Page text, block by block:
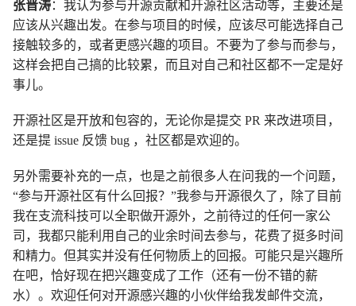
张晋涛：我认为参与开源贡献和开源社区活动等，主要还是
应该从兴趣出发。在参与项目的时候，应该尽可能选择自己
接触较多的，或者更感兴趣的项目。不要为了参与而参与，
这样会把自己搞的比较累，而且对自己和社区都不一定是好
事儿。
开源社区是开放和包容的，无论你是提交 PR 来改进项目，
还是提 issue 反馈 bug ，社区都是欢迎的。
另外需要补充的一点，也是之前很多人在问我的一个问题，
“参与开源社区有什么回报？”我参与开源很久了，除了目前
我在支流科技可以全职做开源外，之前待过的任何一家公
司，我都只能利用自己的业余时间去参与，花费了挺多时间
和精力。但其实并没有任何物质上的回报。可能只是兴趣所
在吧，恰好现在把兴趣变成了工作（还有一份不错的薪
水）。欢迎任何对开源感兴趣的小伙伴给我发邮件交流，